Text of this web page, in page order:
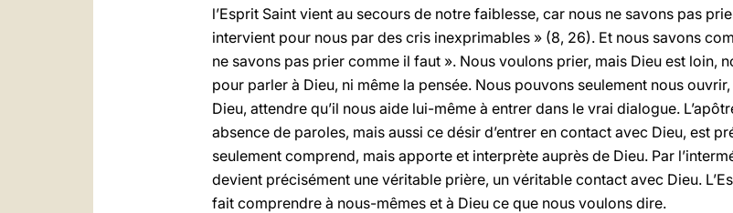
l’Esprit Saint vient au secours de notre faiblesse, car nous ne savons pas
intervient pour nous par des cris inexprimables » (8, 26). Et nous savons
ne savons pas prier comme il faut ». Nous voulons prier, mais Dieu est loin,
pour parler à Dieu, ni même la pensée. Nous pouvons seulement nous
Dieu, attendre qu’il nous aide lui-même à entrer dans le vrai dialogue.
absence de paroles, mais aussi ce désir d’entrer en contact avec Dieu, est
seulement comprend, mais apporte et interprète auprès de Dieu. Par
devient précisément une véritable prière, un véritable contact avec Dieu.
fait comprendre à nous-mêmes et à Dieu ce que nous voulons dire.